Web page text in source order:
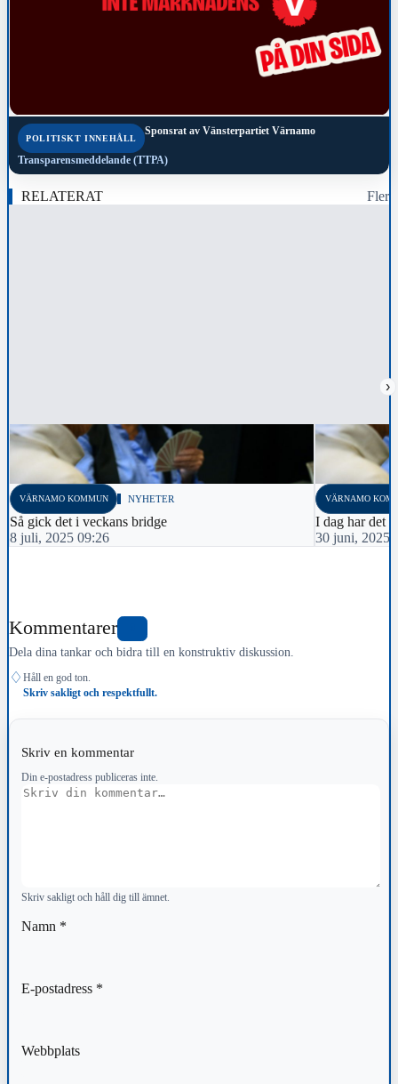
POLITISKT INNEHÅLL
Sponsrat av Vänsterpartiet Värnamo
Transparensmeddelande (TTPA)
RELATERAT Fler
›
VÄRNAMO KOMMUN NYHETER
Så gick det i veckans bridge
8 juli, 2025 09:26
VÄRNAMO
I dag har det
30 juni, 2025
Kommentarer
Dela dina tankar och bidra till en konstruktiv diskussion.
♢ Håll en god ton.
Skriv sakligt och respektfullt.
Skriv en kommentar
Din e-postadress publiceras inte.
Kommentar
Skriv sakligt och håll dig till ämnet.
Namn *
E-postadress *
Webbplats